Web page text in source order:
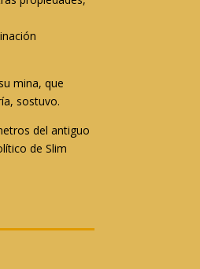
mina, que
, sostuvo.
del antiguo
de Slim